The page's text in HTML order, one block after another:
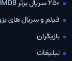
250 سریال برتر IMDB
فیلم و سریال های
بازیگران
تبلیغات